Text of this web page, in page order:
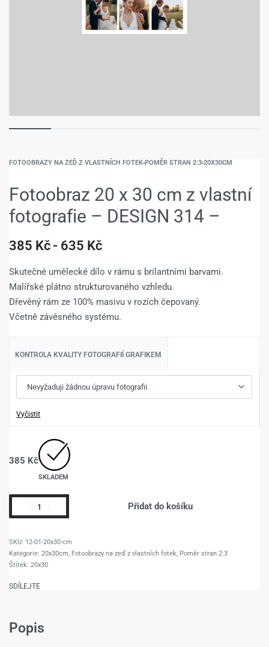
FOTOOBRAZY NA ZEĎ Z VLASTNÍCH FOTEK›POMĚR STRAN 2:3›20X30CM
Fotoobraz 20 x 30 cm z vlastní
fotografie – DESIGN 314 –
385 Kč 635 Kč
Skutečné umělecké dílo v rámu s brilantními barvami.
Malířské plátno strukturovaného vzhledu.
Dřevěný rám ze 100% masivu v rozích čepovaný.
Včetně závěsného systému.
KONTROLA KVALITY FOTOGRAFIÍ GRAFIKEM
Vyčistit
385 Kč
SKLADEM
Přidat do košíku
12-01-20x30-cm
Kategorie: 20x30cm, Fotoobrazy na zeď z vlastních fotek, Poměr stran 2:3
Štítek: 20x30
SDÍLEJTE
Popis